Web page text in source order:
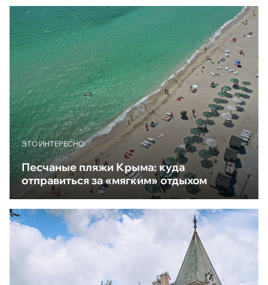
ЭТО ИНТЕРЕСНО
Песчаные пляжи Крыма: куда
отправиться за «мягким» отдыхом